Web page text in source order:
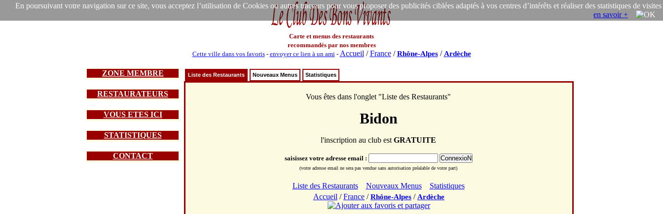
En poursuivant votre navigation sur ce site, vous acceptez l’utilisation de Cookies ou autres traceurs pour vous proposer des publicités ciblées adaptés à vos centres d’intérêts et réaliser des statistiques de visites
en savoir +
Carte et menus des restaurants
recommandés par nos membres
Cette ville dans vos favoris- envoyer ce lien à un ami- Accueil /France/Rhône-Alpes/ Ardèche
ZONE MEMBRE
RESTAURATEURS
VOUS ETES ICI
STATISTIQUES
CONTACT
Liste des Restaurants Nouveaux Menus Statistiques
Vous êtes dans l'onglet "Liste des Restaurants"
Bidon
l'inscription au club est GRATUITE
saisissez votre adresse email :
(votre adresse email ne sera pas vendue sans autorisation préalable de votre part)
Liste des Restaurants Nouveaux Menus
Statistiques
Accueil /France /Rhône-Alpes / Ardèche